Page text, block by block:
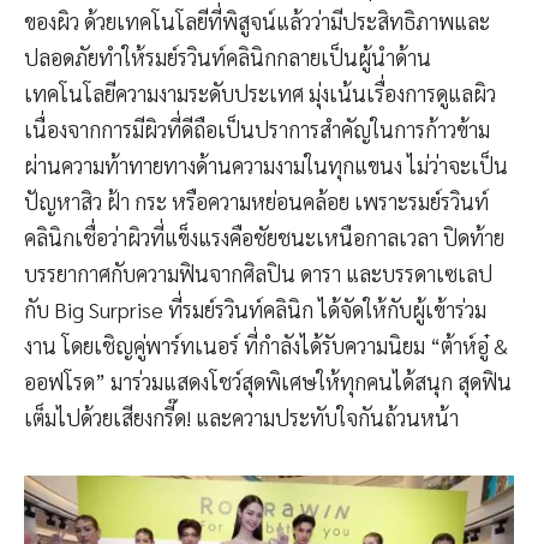
ของผิว ด้วยเทคโนโลยีที่พิสูจน์แล้วว่ามีประสิทธิภาพและ
ปลอดภัยทำให้รมย์รวินท์คลินิกกลายเป็นผู้นำด้าน
เทคโนโลยีความงามระดับประเทศ มุ่งเน้นเรื่องการดูแลผิว
เนื่องจากการมีผิวที่ดีถือเป็นปราการสำคัญในการก้าวข้าม
ผ่านความท้าทายทางด้านความงามในทุกแขนง ไม่ว่าจะเป็น
ปัญหาสิว ฝ้า กระ หรือความหย่อนคล้อย เพราะรมย์รวินท์
คลินิกเชื่อว่าผิวที่แข็งแรงคือชัยชนะเหนือกาลเวลา ปิดท้าย
บรรยากาศกับความฟินจากศิลปิน ดารา และบรรดาเซเลป
กับ Big Surprise ที่รมย์รวินท์คลินิก ได้จัดให้กับผู้เข้าร่วม
งาน โดยเชิญคู่พาร์ทเนอร์ ที่กำลังได้รับความนิยม “ต้าห์อู๋ &
ออฟโรด” มาร่วมแสดงโชว์สุดพิเศษให้ทุกคนได้สนุก สุดฟิน
เต็มไปด้วยเสียงกรี๊ด! และความประทับใจกันถ้วนหน้า